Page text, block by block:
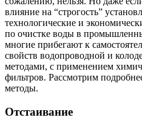
влияние на “строгость”
технологические и
по очистке воды в
многие прибегают к
свойств водопроводной и
методами, с применением
фильтров. Рассмотрим
методы.
Отстаивание